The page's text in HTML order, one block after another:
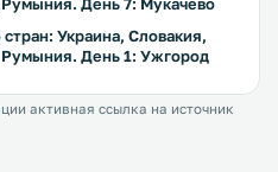
Украина, Словакия,
День 1: Ужгород
активная ссылка на источник